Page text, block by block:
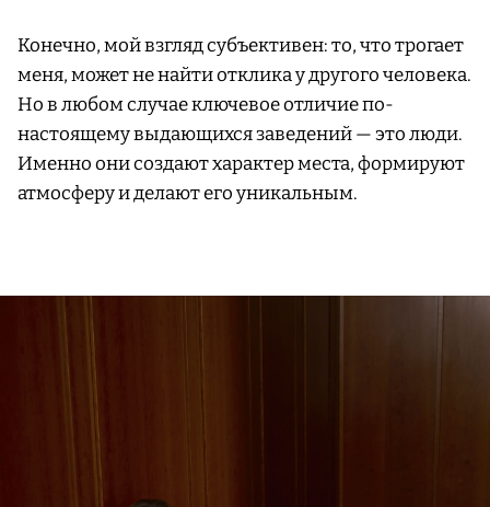
Конечно, мой взгляд субъективен: то, что трогает
меня, может не найти отклика у другого человека.
Но в любом случае ключевое отличие по-
настоящему выдающихся заведений — это люди.
Именно они создают характер места, формируют
атмосферу и делают его уникальным.